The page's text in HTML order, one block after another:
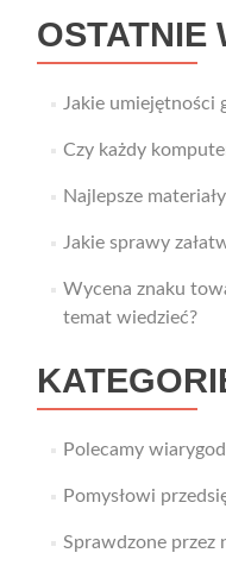
OSTATNIE
Jakie umiejętności
Czy każdy
Najlepsze
Jakie sprawy
Wycena znaku
temat wiedzieć?
Polecamy
Pomysłowi
Sprawdzone przez